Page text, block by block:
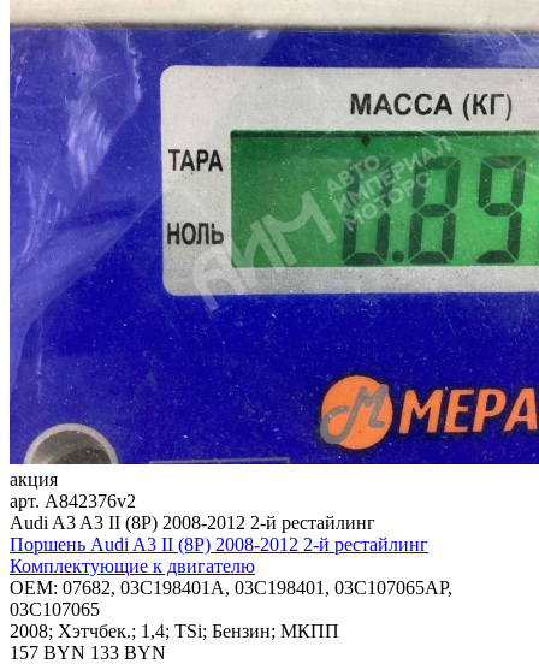
акция
арт. A842376v2
Audi A3 A3 II (8P) 2008-2012 2-й рестайлинг
Поршень Audi A3 II (8P) 2008-2012 2-й рестайлинг
Комплектующие к двигателю
OEM: 07682, 03C198401A, 03C198401, 03C107065AP,
03C107065
2008; Хэтчбек.; 1,4; TSi; Бензин; МКПП
157 BYN 133 BYN